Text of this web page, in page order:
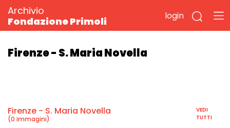
Archivio
Fondazione Primoli
login
Firenze - S. Maria Novella
Firenze - S. Maria Novella
(0 immagini)
VEDI
TUTTI